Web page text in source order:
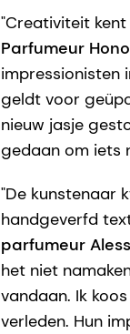
"Creativiteit
Parfumeur
impressionisten
geldt voor
nieuw jasje
gedaan om iets
"De kunstenaar
handgeverfd
parfumeur
het niet
vandaan. Ik
verleden. Hun